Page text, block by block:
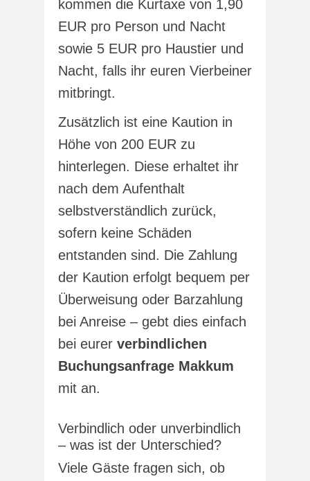
kommen die Kurtaxe von 1,90
EUR pro Person und Nacht
sowie 5 EUR pro Haustier und
Nacht, falls ihr euren Vierbeiner
mitbringt.
Zusätzlich ist eine Kaution in
Höhe von 200 EUR zu
hinterlegen. Diese erhaltet ihr
nach dem Aufenthalt
selbstverständlich zurück,
sofern keine Schäden
entstanden sind. Die Zahlung
der Kaution erfolgt bequem per
Überweisung oder Barzahlung
bei Anreise – gebt dies einfach
bei eurer verbindlichen
Buchungsanfrage Makkum
mit an.
Verbindlich oder unverbindlich
– was ist der Unterschied?
Viele Gäste fragen sich, ob